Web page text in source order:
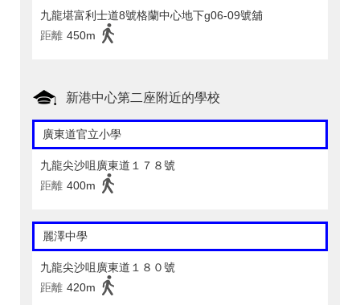
九龍堪富利士道8號格蘭中心地下g06-09號舖
距離 450m
新港中心第二座附近的學校
廣東道官立小學
九龍尖沙咀廣東道１７８號
距離 400m
麗澤中學
九龍尖沙咀廣東道１８０號
距離 420m